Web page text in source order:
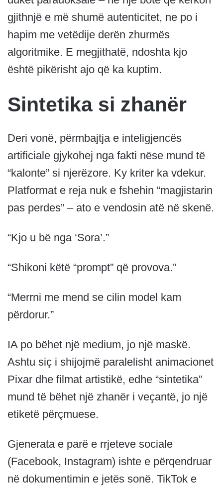
gjithnjë e më shumë autenticitet, ne po i
hapim me vetëdije derën zhurmës
algoritmike. E megjithatë, ndoshta kjo
është pikërisht ajo që ka kuptim.
Sintetika si zhanër
Deri vonë, përmbajtja e inteligjencës
artificiale gjykohej nga fakti nëse mund të
“kalonte” si njerëzore. Ky kriter ka vdekur.
Platformat e reja nuk e fshehin “magjistarin
pas perdes” – ato e vendosin atë në skenë.
“Kjo u bë nga ‘Sora’.”
“Shikoni këtë “prompt” që provova.”
“Merrni me mend se cilin model kam
përdorur.”
IA po bëhet një medium, jo ​​një maskë.
Ashtu siç i shijojmë paralelisht animacionet
Pixar dhe filmat artistikë, edhe “sintetika”
mund të bëhet një zhanër i veçantë, jo një
etiketë përçmuese.
Gjenerata e parë e rrjeteve sociale
(Facebook, Instagram) ishte e përqendruar
në dokumentimin e jetës sonë. TikTok e